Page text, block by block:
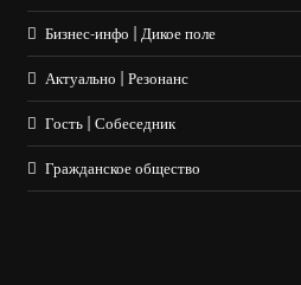
Бизнес-инфо | Дикое поле
Актуально | Резонанс
Гость | Собеседник
Гражданское общество